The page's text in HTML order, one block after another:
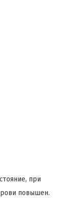
при
повышен.